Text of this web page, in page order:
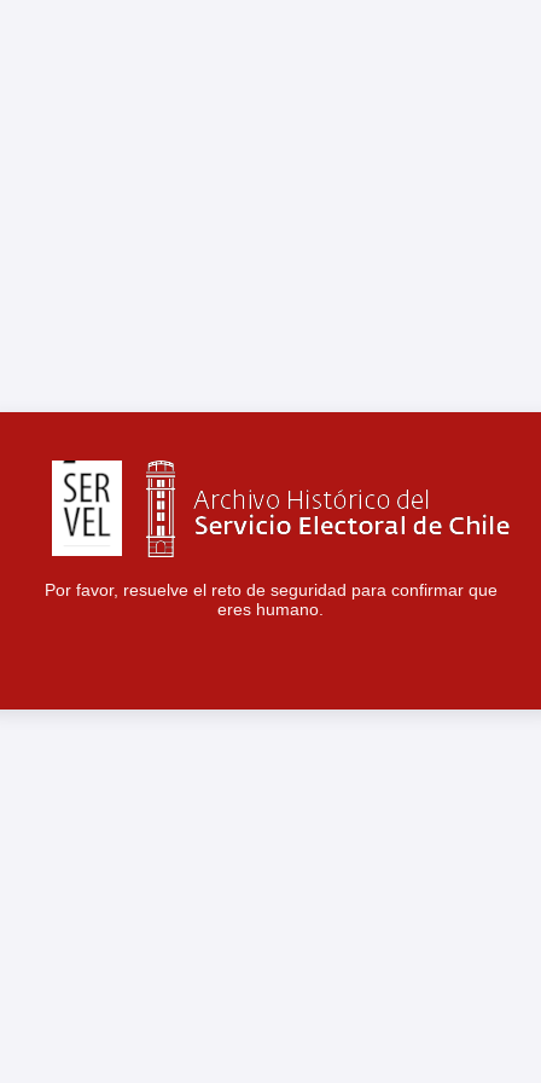
Por favor, resuelve el reto de seguridad para confirmar que
eres humano.